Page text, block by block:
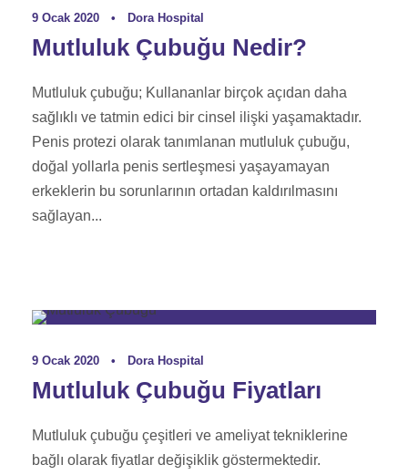
9 Ocak 2020 • Dora Hospital
Mutluluk Çubuğu Nedir?
Mutluluk çubuğu; Kullananlar birçok açıdan daha
sağlıklı ve tatmin edici bir cinsel ilişki yaşamaktadır.
Penis protezi olarak tanımlanan mutluluk çubuğu,
doğal yollarla penis sertleşmesi yaşayamayan
erkeklerin bu sorunlarının ortadan kaldırılmasını
sağlayan...
9 Ocak 2020 • Dora Hospital
Mutluluk Çubuğu Fiyatları
Mutluluk çubuğu çeşitleri ve ameliyat tekniklerine
bağlı olarak fiyatlar değişiklik göstermektedir.